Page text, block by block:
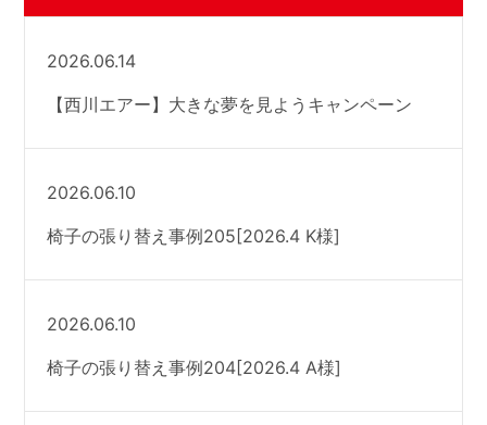
2026.06.14
【西川エアー】大きな夢を見ようキャンペーン
2026.06.10
椅子の張り替え事例205[2026.4 K様]
2026.06.10
椅子の張り替え事例204[2026.4 A様]